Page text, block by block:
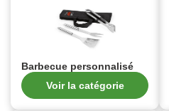
Barbecue personnalisé
Voir la catégorie